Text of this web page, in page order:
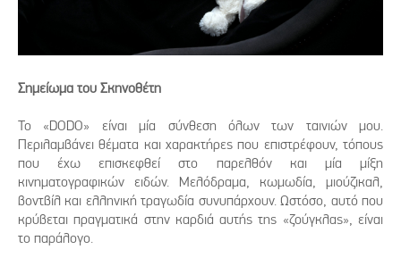
Σημείωμα του Σκηνοθέτη
Το «DODO» είναι μία σύνθεση όλων των ταινιών μου.
Περιλαμβάνει θέματα και χαρακτήρες που επιστρέφουν, τόπους
που έχω επισκεφθεί στο παρελθόν και μία μίξη
κινηματογραφικών ειδών. Μελόδραμα, κωμωδία, μιούζικαλ,
βοντβίλ και ελληνική τραγωδία συνυπάρχουν. Ωστόσο, αυτό που
κρύβεται πραγματικά στην καρδιά αυτής της «ζούγκλας», είναι
το παράλογο.